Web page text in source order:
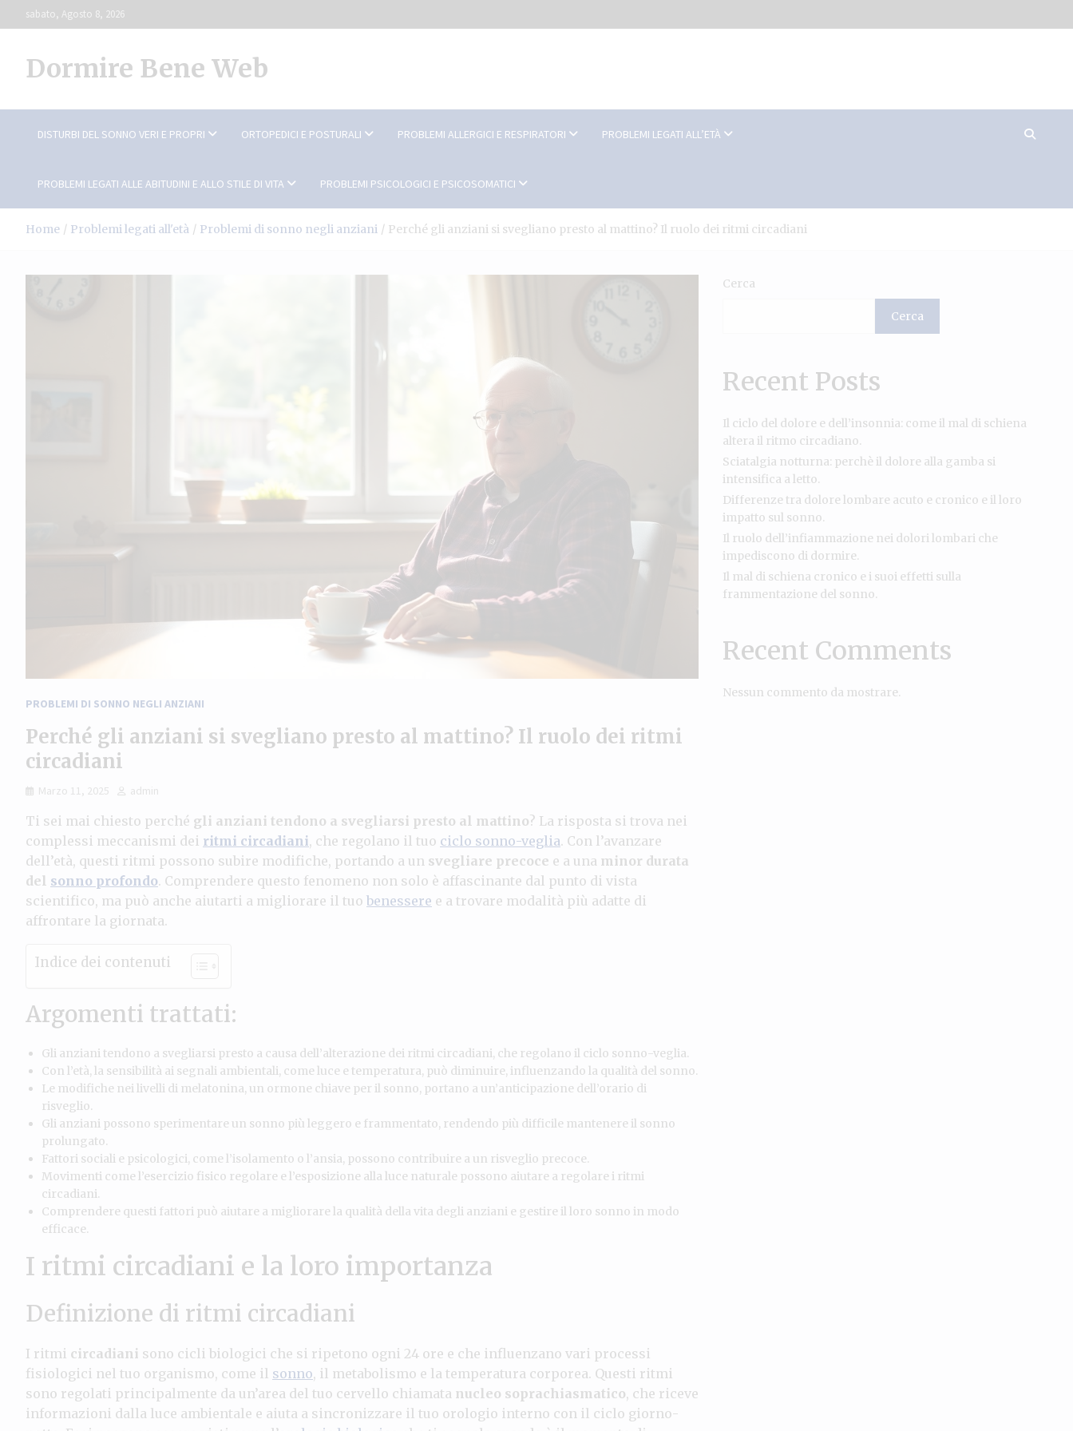
to
sabato, Agosto 8, 2026
Dormire Bene Web
DISTURBI DEL SONNO VERI E PROPRI ORTOPEDICI E POSTURALI PROBLEMI ALLERGICI E RESPIRATORI PROBLEMI LEGATI ALL’ETÀ
PROBLEMI LEGATI ALLE ABITUDINI E ALLO STILE DI VITA PROBLEMI PSICOLOGICI E PSICOSOMATICI
Home Problemi legati all'età Problemi di sonno negli anziani Perché gli anziani si svegliano presto al mattino? Il ruolo dei ritmi circadiani
PROBLEMI DI SONNO NEGLI ANZIANI
Perché gli anziani si svegliano presto al mattino? Il ruolo dei ritmi
circadiani
Marzo 11, 2025 admin
Ti sei mai chiesto perché gli anziani tendono a svegliarsi presto al mattino? La risposta si trova nei
complessi meccanismi dei ritmi circadiani, che regolano il tuo ciclo sonno-veglia. Con l’avanzare
dell’età, questi ritmi possono subire modifiche, portando a un svegliare precoce e a una minor durata
del sonno profondo. Comprendere questo fenomeno non solo è affascinante dal punto di vista
scientifico, ma può anche aiutarti a migliorare il tuo benessere e a trovare modalità più adatte di
affrontare la giornata.
Indice dei contenuti
Argomenti trattati:
Gli anziani tendono a svegliarsi presto a causa dell’alterazione dei ritmi circadiani, che regolano il ciclo sonno-veglia.
Con l’età, la sensibilità ai segnali ambientali, come luce e temperatura, può diminuire, influenzando la qualità del sonno.
Le modifiche nei livelli di melatonina, un ormone chiave per il sonno, portano a un’anticipazione dell’orario di
risveglio.
Gli anziani possono sperimentare un sonno più leggero e frammentato, rendendo più difficile mantenere il sonno
prolungato.
Fattori sociali e psicologici, come l’isolamento o l’ansia, possono contribuire a un risveglio precoce.
Movimenti come l’esercizio fisico regolare e l’esposizione alla luce naturale possono aiutare a regolare i ritmi
circadiani.
Comprendere questi fattori può aiutare a migliorare la qualità della vita degli anziani e gestire il loro sonno in modo
efficace.
I ritmi circadiani e la loro importanza
Definizione di ritmi circadiani
I ritmi circadiani sono cicli biologici che si ripetono ogni 24 ore e che influenzano vari processi
fisiologici nel tuo organismo, come il sonno, il metabolismo e la temperatura corporea. Questi ritmi
sono regolati principalmente da un’area del tuo cervello chiamata nucleo soprachiasmatico, che riceve
informazioni dalla luce ambientale e aiuta a sincronizzare il tuo orologio interno con il ciclo giorno-
Cerca
Cerca
Recent Posts
Il ciclo del dolore e dell’insonnia: come il mal di schiena
altera il ritmo circadiano.
Sciatalgia notturna: perchè il dolore alla gamba si
intensifica a letto.
Differenze tra dolore lombare acuto e cronico e il loro
impatto sul sonno.
Il ruolo dell’infiammazione nei dolori lombari che
impediscono di dormire.
Il mal di schiena cronico e i suoi effetti sulla
frammentazione del sonno.
Recent Comments
Nessun commento da mostrare.